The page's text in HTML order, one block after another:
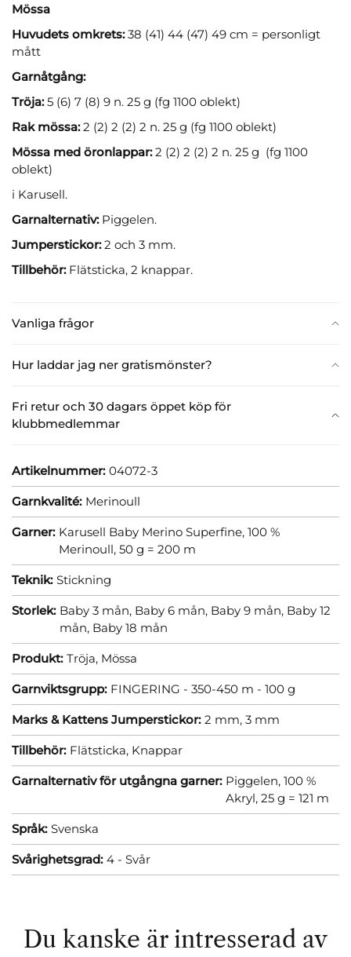
Vanliga frågor
Hur laddar jag ner gratismönster?
Fri retur och 30 dagars öppet köp för
klubbmedlemmar
Mössa
Huvudets omkrets:38 (41) 44 (47) 49 cm = personligt
mått
Garnåtgång:
Tröja:5 (6) 7 (8) 9 n. 25 g (fg 1100 oblekt)
Rak mössa:2 (2) 2 (2) 2 n. 25 g (fg 1100 oblekt)
Mössa med öronlappar:2 (2) 2 (2) 2 n. 25 g (fg 1100
oblekt)
i Karusell.
Garnalternativ:Piggelen.
Jumperstickor:2 och 3 mm.
Tillbehör:Flätsticka, 2 knappar.
Artikelnummer: 04072-3
Garnkvalité: Merinoull
Garner: Karusell Baby Merino Superfine, 100 %
Merinoull, 50 g = 200 m
Teknik: Stickning
Storlek: Baby 3 mån, Baby 6 mån, Baby 9 mån, Baby 12
mån, Baby 18 mån
Produkt: Tröja, Mössa
Garnviktsgrupp: FINGERING - 350-450 m - 100 g
Marks & Kattens Jumperstickor: 2 mm, 3 mm
Tillbehör: Flätsticka, Knappar
Garnalternativ för utgångna garner: Piggelen, 100 %
Akryl, 25 g = 121 m
Språk: Svenska
Svårighetsgrad: 4 - Svår
Du kanske är intresserad av